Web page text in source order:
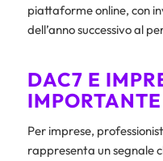
piattaforme online, con
dell’anno successivo al
DAC7 E
IMPORTANTE
Per imprese,
rappresenta un segnale